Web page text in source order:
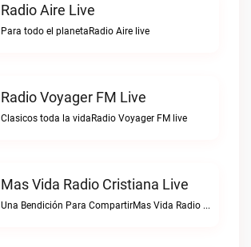
Radio Aire Live
Para todo el planetaRadio Aire live
Radio Voyager FM Live
Clasicos toda la vidaRadio Voyager FM live
Mas Vida Radio Cristiana Live
Una Bendición Para CompartirMas Vida Radio Cristiana live